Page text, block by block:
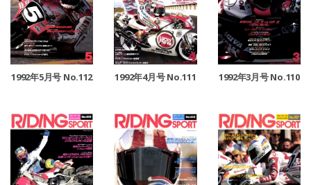
1992年5月号 No.112 1992年4月号 No.111 1992年3月号 No.110